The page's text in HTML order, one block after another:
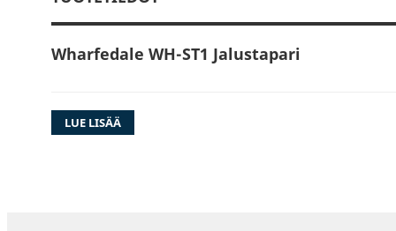
Wharfedale WH-ST1 Jalustapari
Wharfedale ST-1 -kaiutintelineet on
LUE LISÄÄ